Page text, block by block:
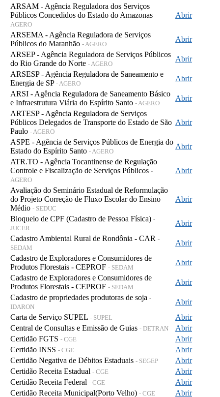
ARSAM - Agência Reguladora dos Serviços
Públicos Concedidos do Estado do Amazonas -
AGERO
Abrir
ARSEMA - Agência Reguladora de Serviços
Públicos do Maranhão - AGERO
Abrir
ARSEP - Agência Reguladora de Serviços Públicos
do Rio Grande do Norte - AGERO
Abrir
ARSESP - Agência Reguladora de Saneamento e
Energia de SP - AGERO
Abrir
ARSI - Agência Reguladora de Saneamento Básico
e Infraestrutura Viária do Espírito Santo - AGERO
Abrir
ARTESP - Agência Reguladora de Serviços
Públicos Delegados de Transporte do Estado de São
Paulo - AGERO
Abrir
ASPE - Agência de Serviços Públicos de Energia do
Estado do Espírito Santo - AGERO
Abrir
ATR.TO - Agência Tocantinense de Regulação
Controle e Fiscalização de Serviços Públicos -
AGERO
Abrir
Avaliação do Seminário Estadual de Reformulação
do Projeto Correção de Fluxo Escolar do Ensino
Médio - SEDUC
Abrir
Bloqueio de CPF (Cadastro de Pessoa Física) -
JUCER
Abrir
Cadastro Ambiental Rural de Rondônia - CAR -
SEDAM
Abrir
Cadastro de Exploradores e Consumidores de
Produtos Florestais - CEPROF - SEDAM
Abrir
Cadastro de Exploradores e Consumidores de
Produtos Florestais - CEPROF - SEDAM
Abrir
Cadastro de propriedades produtoras de soja -
IDARON
Abrir
Carta de Serviço SUPEL - SUPEL
Abrir
Central de Consultas e Emissão de Guias - DETRAN
Abrir
Certidão FGTS - CGE
Abrir
Certidão INSS - CGE
Abrir
Certidão Negativa de Débitos Estaduais - SEGEP
Abrir
Certidão Receita Estadual - CGE
Abrir
Certidão Receita Federal - CGE
Abrir
Certidão Receita Municipal(Porto Velho) - CGE
Abrir